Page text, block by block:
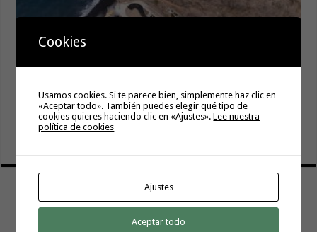
El Cabildo inicia la fase final de la adecuación del entorno
de La Rajita con la pavimentación de los aparcamientos
Cookies
Usamos cookies. Si te parece bien, simplemente haz clic en
«Aceptar todo». También puedes elegir qué tipo de
cookies quieres haciendo clic en «Ajustes».Lee nuestra
política de cookies
Ajustes
Aceptar todo